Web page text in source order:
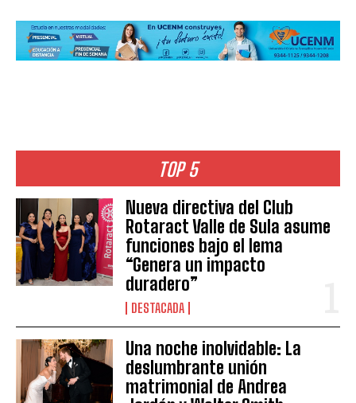
TOP 5
Nueva directiva del Club
Rotaract Valle de Sula asume
funciones bajo el lema
“Genera un impacto
duradero”
DESTACADA
Una noche inolvidable: La
deslumbrante unión
matrimonial de Andrea